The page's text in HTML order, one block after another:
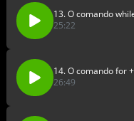
13. O comando
25:22
14. O comando for
26:49